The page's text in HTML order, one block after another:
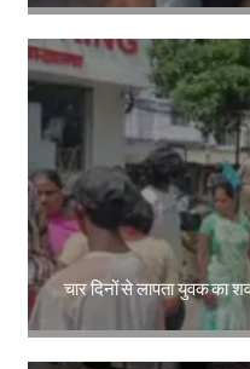
चार दिनों से लापता युवक का